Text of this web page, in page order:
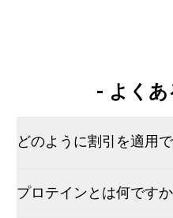
- よくあ
どのように割引を適用
プロテインとは何ですか